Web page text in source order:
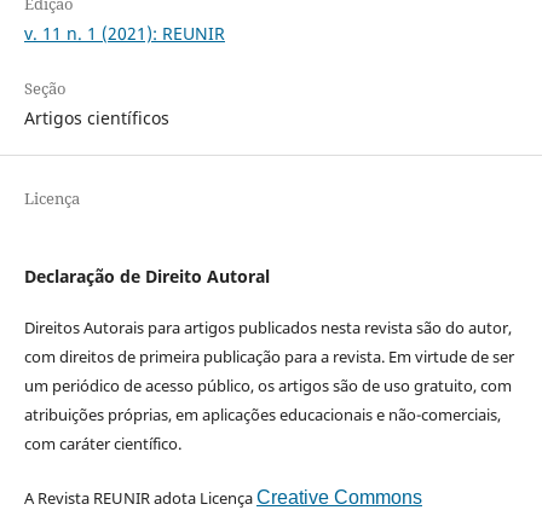
v. 11 n. 1 (2021): REUNIR
Seção
Artigos científicos
Licença
Declaração de Direito Autoral
Direitos Autorais para artigos publicados nesta revista são do autor,
com direitos de primeira publicação para a revista. Em virtude de ser
um periódico de acesso público, os artigos são de uso gratuito, com
atribuições próprias, em aplicações educacionais e não-comerciais,
com caráter científico.
A Revista REUNIR adota LicençaCreative Commons